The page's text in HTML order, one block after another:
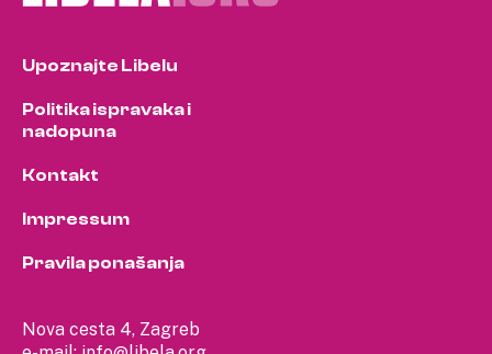
Nova cesta 4, Zagreb
Upoznajte Libelu
Politika ispravaka i
nadopuna
Kontakt
Impressum
Pravila ponašanja